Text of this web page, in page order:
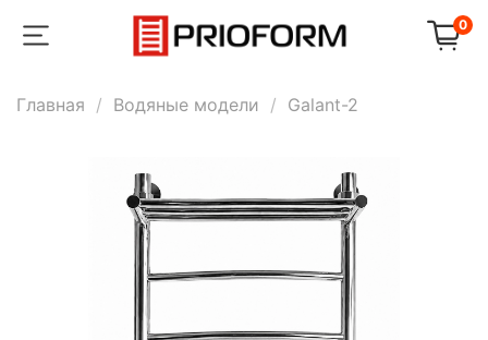
0
Главная Водяные модели Galant-2